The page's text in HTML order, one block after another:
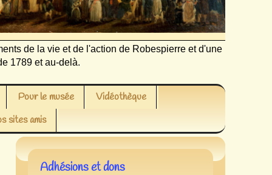
de la vie et de l'action de Robespierre et d'une
1789 et au-delà.
Pour le musée
Vidéothèque
sites amis
Adhésions et dons